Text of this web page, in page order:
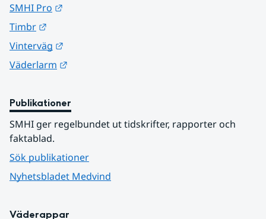
SMHI Pro
Timbr
Vinterväg
Väderlarm
Publikationer
SMHI ger regelbundet ut tidskrifter, rapporter och
faktablad.
Sök publikationer
Nyhetsbladet Medvind
Väderappar